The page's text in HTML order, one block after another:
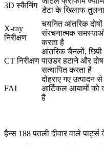
3D स्कैनिंग
डेटा के खिलाफ
X-ray
निरीक्षण
चयनित आंतरिक दोषों
संरचनात्मक
करता है
CT निरीक्षण
आंतरिक चैनलों, छिपी
पाउडर हटाने और
सत्यापित करता है
FAI
दोहराए गए उत्पादन
आर्टिकल आयामों को
है
हैन्स 188 पतली दीवार वाले